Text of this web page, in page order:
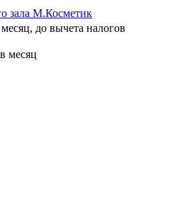
зала М.Косметик
месяц, до вычета налогов
месяц